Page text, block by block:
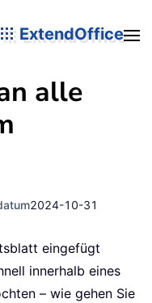
ExtendOffice
alle
2024-10-31
eingefügt
innerhalb eines
– wie gehen Sie